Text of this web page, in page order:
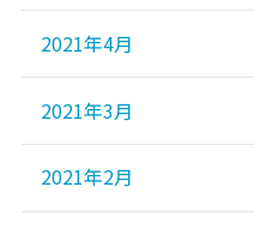
2021年4月
2021年3月
2021年2月